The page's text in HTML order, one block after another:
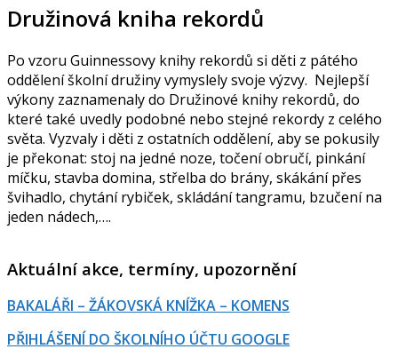
Družinová kniha rekordů
Po vzoru Guinnessovy knihy rekordů si děti z pátého
oddělení školní družiny vymyslely svoje výzvy. Nejlepší
výkony zaznamenaly do Družinové knihy rekordů, do
které také uvedly podobné nebo stejné rekordy z celého
světa. Vyzvaly i děti z ostatních oddělení, aby se pokusily
je překonat: stoj na jedné noze, točení obručí, pinkání
míčku, stavba domina, střelba do brány, skákání přes
švihadlo, chytání rybiček, skládání tangramu, bzučení na
jeden nádech,….
Aktuální akce, termíny, upozornění
BAKALÁŘI – ŽÁKOVSKÁ KNÍŽKA – KOMENS
PŘIHLÁŠENÍ DO ŠKOLNÍHO ÚČTU GOOGLE